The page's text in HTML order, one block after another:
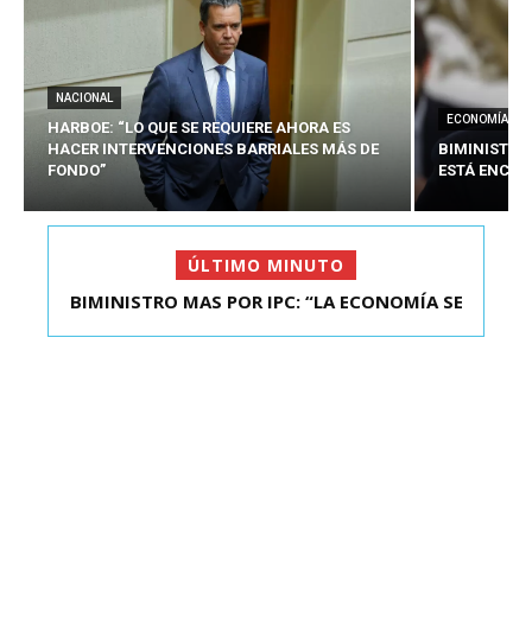
NACIONAL
HARBOE: “LO QUE SE REQUIERE AHORA ES
HACER INTERVENCIONES BARRIALES MÁS DE
FONDO”
ECONOMÍA
BIMINISTRO
ESTÁ
ÚLTIMO MINUTO
KAST SE REUNIÓ CON EL PRESIDENTE ELECTO DE
BIMINISTRO MAS POR IPC: “LA ECONOMÍA SE